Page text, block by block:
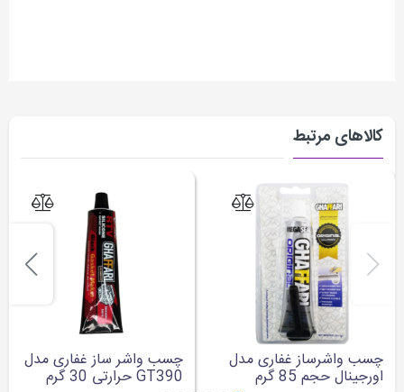
کالاهای مرتبط
چسب واشرساز غفاری مدل
اورجینال حجم 85 گرم
چسب واشر ساز غفاری مدل
GT390 حرارتی 30 گرم